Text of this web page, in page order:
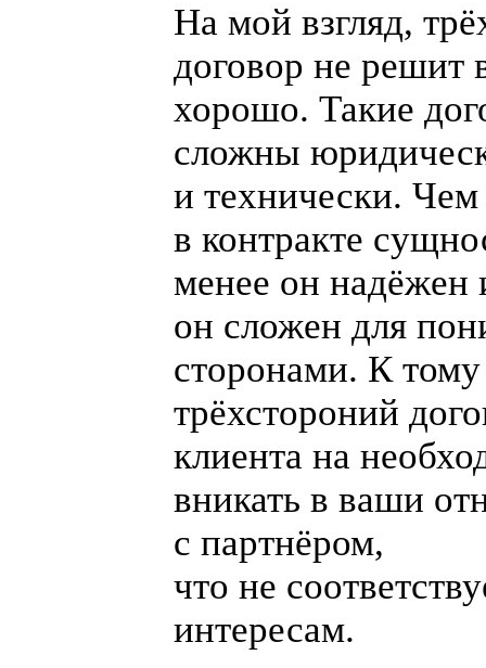
На мой взгляд,
договор не решит
хорошо. Такие
сложны
и технически.
в контракте
менее он надёжен
он сложен для
сторонами. К
трёхстороний
клиента на
вникать в ваши
с партнёром,
что не
интересам.